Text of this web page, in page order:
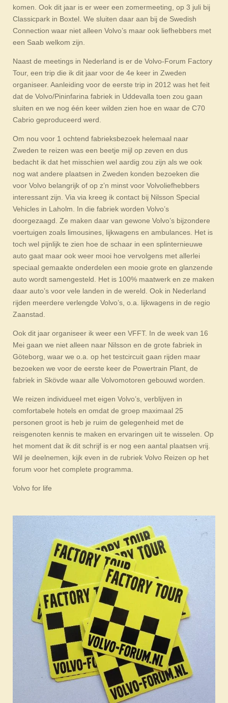
komen. Ook dit jaar is er weer een zomermeeting, op 3 juli bij
Classicpark in Boxtel. We sluiten daar aan bij de Swedish
Connection waar niet alleen Volvo’s maar ook liefhebbers met
een Saab welkom zijn.
Naast de meetings in Nederland is er de Volvo-Forum Factory
Tour, een trip die ik dit jaar voor de 4e keer in Zweden
organiseer. Aanleiding voor de eerste trip in 2012 was het feit
dat de Volvo/Pininfarina fabriek in Uddevalla toen zou gaan
sluiten en we nog één keer wilden zien hoe en waar de C70
Cabrio geproduceerd werd.
Om nou voor 1 ochtend fabrieksbezoek helemaal naar
Zweden te reizen was een beetje mijl op zeven en dus
bedacht ik dat het misschien wel aardig zou zijn als we ook
nog wat andere plaatsen in Zweden konden bezoeken die
voor Volvo belangrijk of op z’n minst voor Volvoliefhebbers
interessant zijn. Via via kreeg ik contact bij Nilsson Special
Vehicles in Laholm. In die fabriek worden Volvo’s
doorgezaagd. Ze maken daar van gewone Volvo’s bijzondere
voertuigen zoals limousines, lijkwagens en ambulances. Het is
toch wel pijnlijk te zien hoe de schaar in een splinternieuwe
auto gaat maar ook weer mooi hoe vervolgens met allerlei
speciaal gemaakte onderdelen een mooie grote en glanzende
auto wordt samengesteld. Het is 100% maatwerk en ze maken
daar auto’s voor vele landen in de wereld. Ook in Nederland
rijden meerdere verlengde Volvo’s, o.a. lijkwagens in de regio
Zaanstad.
Ook dit jaar organiseer ik weer een VFFT. In de week van 16
Mei gaan we niet alleen naar Nilsson en de grote fabriek in
Göteborg, waar we o.a. op het testcircuit gaan rijden maar
bezoeken we voor de eerste keer de Powertrain Plant, de
fabriek in Skövde waar alle Volvomotoren gebouwd worden.
We reizen individueel met eigen Volvo’s, verblijven in
comfortabele hotels en omdat de groep maximaal 25
personen groot is heb je ruim de gelegenheid met de
reisgenoten kennis te maken en ervaringen uit te wisselen. Op
het moment dat ik dit schrijf is er nog een aantal plaatsen vrij.
Wil je deelnemen, kijk even in de rubriek Volvo Reizen op het
forum voor het complete programma.
Volvo for life